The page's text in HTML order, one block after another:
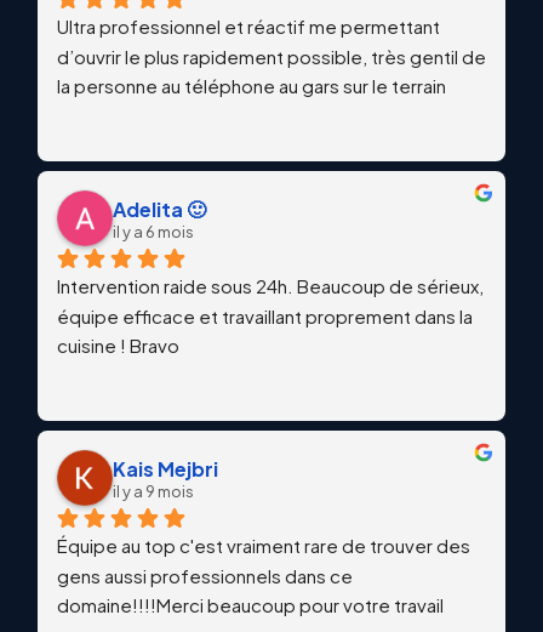
Ultra professionnel et réactif me permettant
d’ouvrir le plus rapidement possible, très gentil de
la personne au téléphone au gars sur le terrain
Adelita 🙂
il y a 6 mois
Intervention raide sous 24h. Beaucoup de sérieux,
équipe efficace et travaillant proprement dans la
cuisine ! Bravo
Kais Mejbri
il y a 9 mois
Équipe au top c'est vraiment rare de trouver des
gens aussi professionnels dans ce
domaine!!!!Merci beaucoup pour votre travail